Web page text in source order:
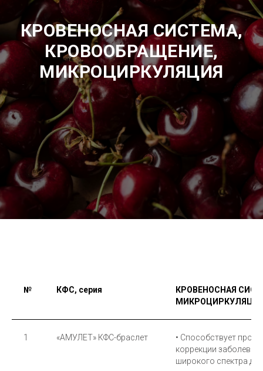
КРОВЕНОСНАЯ СИСТЕМА,
КРОВООБРАЩЕНИЕ,
МИКРОЦИРКУЛЯЦИЯ
№ КФС, серия
КРОВЕНОСНАЯ
1 «АМУЛЕТ» КФС-браслет
• Способствует
коррекции
широкого спектра